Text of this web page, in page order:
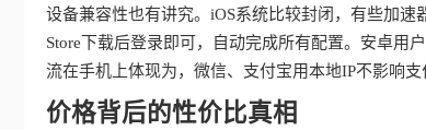
设备兼容性也有讲究。iOS系统比较封闭，有些加速
Store下载后登录即可，自动完成所有配置。安卓用
流在手机上体现为，微信、支付宝用本地IP不影响
价格背后的性价比真相